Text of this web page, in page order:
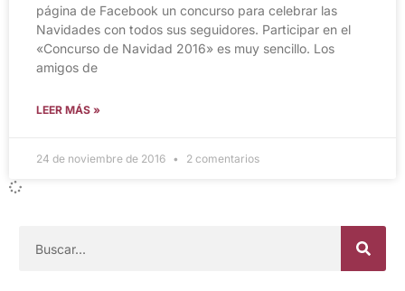
página de Facebook un concurso para celebrar las
Navidades con todos sus seguidores. Participar en el
«Concurso de Navidad 2016» es muy sencillo. Los
amigos de
LEER MÁS »
24 de noviembre de 2016 2 comentarios